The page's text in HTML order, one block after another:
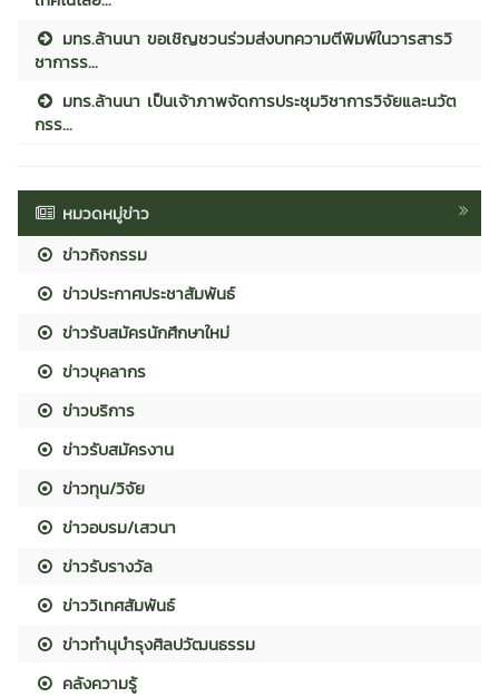
มทร.ล้านนา ขอเชิญชวนร่วมส่งบทความตีพิมพ์ในวารสารวิ
ชาการร...
มทร.ล้านนา เป็นเจ้าภาพจัดการประชุมวิชาการวิจัยและนวัต
กรร...
หมวดหมู่ข่าว
ข่าวกิจกรรม
ข่าวประกาศประชาสัมพันธ์
ข่าวรับสมัครนักศึกษาใหม่
ข่าวบุคลากร
ข่าวบริการ
ข่าวรับสมัครงาน
ข่าวทุน/วิจัย
ข่าวอบรม/เสวนา
ข่าวรับรางวัล
ข่าววิเทศสัมพันธ์
ข่าวทำนุบำรุงศิลปวัฒนธรรม
คลังความรู้